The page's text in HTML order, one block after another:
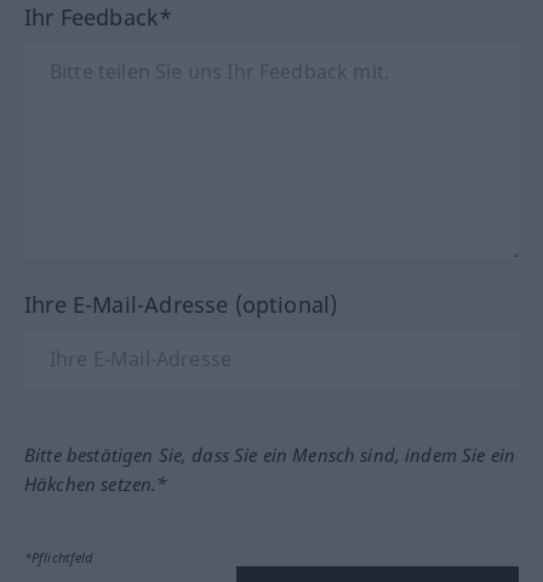
Ihr Feedback*
Ihre E-Mail-Adresse (optional)
Bitte bestätigen Sie, dass Sie ein Mensch sind, indem Sie ein
Häkchen setzen.*
*Pflichtfeld